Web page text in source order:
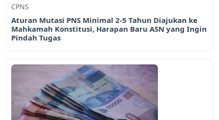
CPNS
Aturan Mutasi PNS Minimal 2-5 Tahun Diajukan ke
Mahkamah Konstitusi, Harapan Baru ASN yang Ingin
Pindah Tugas